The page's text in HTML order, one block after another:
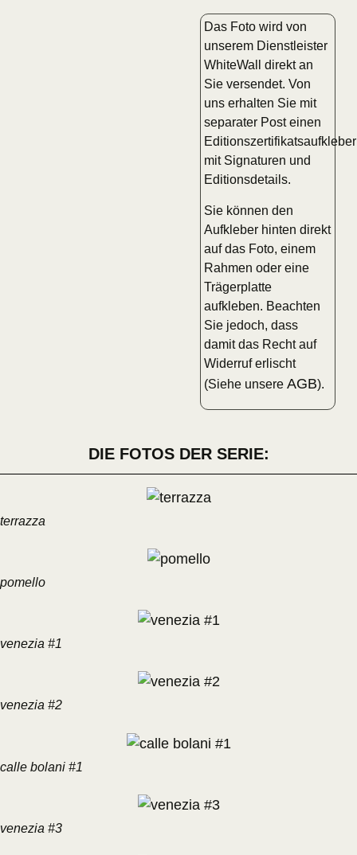
Das Foto wird von
unserem Dienstleister
WhiteWall direkt an
Sie versendet. Von
uns erhalten Sie mit
separater Post einen
Editionszertifikatsaufkleber
mit Signaturen und
Editionsdetails.
Sie können den
Aufkleber hinten direkt
auf das Foto, einem
Rahmen oder eine
Trägerplatte
aufkleben. Beachten
Sie jedoch, dass
damit das Recht auf
Widerruf erlischt
(Siehe unsereAGB).
DIE FOTOS DER SERIE:
terrazza
pomello
venezia #1
venezia #2
calle bolani #1
venezia #3